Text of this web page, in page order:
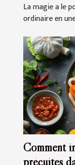
La magie a le
ordinaire en
Comment
précuites